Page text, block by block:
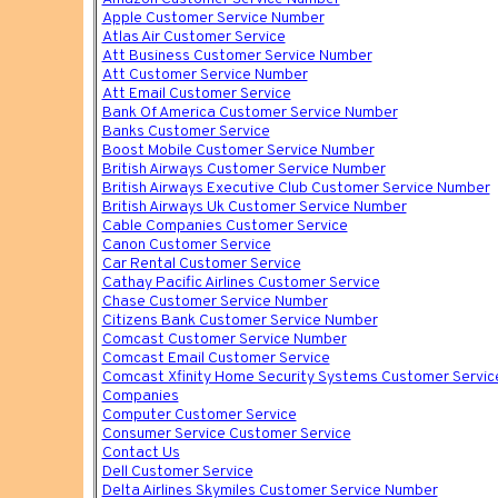
Apple Customer Service Number
Atlas Air Customer Service
Att Business Customer Service Number
Att Customer Service Number
Att Email Customer Service
Bank Of America Customer Service Number
Banks Customer Service
Boost Mobile Customer Service Number
British Airways Customer Service Number
British Airways Executive Club Customer Service Number
British Airways Uk Customer Service Number
Cable Companies Customer Service
Canon Customer Service
Car Rental Customer Service
Cathay Pacific Airlines Customer Service
Chase Customer Service Number
Citizens Bank Customer Service Number
Comcast Customer Service Number
Comcast Email Customer Service
Comcast Xfinity Home Security Systems Customer
Companies
Computer Customer Service
Consumer Service Customer Service
Contact Us
Dell Customer Service
Delta Airlines Skymiles Customer Service Number